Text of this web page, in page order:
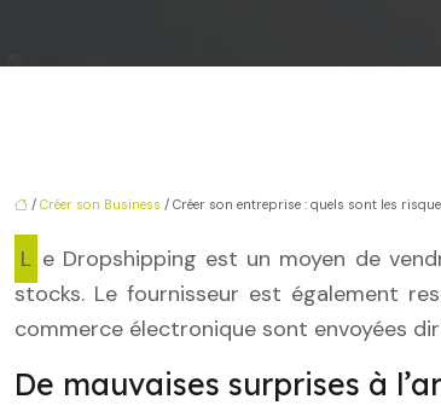
/ Créer son Business / Créer son entreprise : quels sont les
Le Dropshipping est un moyen de vendre des produits qui ne sont pas en stock. Dans ce modèle commercial, le fournisseur s’occupe de la gestion des
stocks. Le fournisseur est également
commerce électronique sont envoyées
De mauvaises surprises à